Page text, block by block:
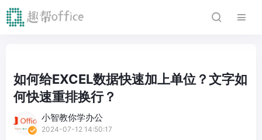
如何给EXCEL数据快速加上单位？文字如
何快速重排换行？
小智教你学办公
2024-07-12 14:50:17